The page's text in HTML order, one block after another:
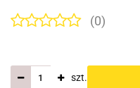
(0)
szt.